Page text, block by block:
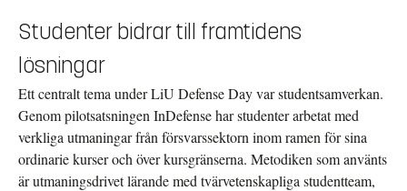
Studenter bidrar till framtidens
lösningar
Ett centralt tema under LiU Defense Day var studentsamverkan.
Genom pilotsatsningen InDefense har studenter arbetat med
verkliga utmaningar från försvarssektorn inom ramen för sina
ordinarie kurser och över kursgränserna. Metodiken som använts
är utmaningsdrivet lärande med tvärvetenskapliga studentteam,